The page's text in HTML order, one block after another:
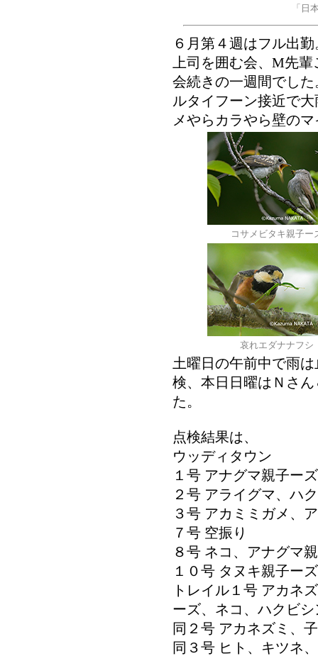
「日
６月第４週はフル出
上司を囲む会、M先
会続きの一週間でし
ルタイフーン接近で
メやらカラやら壁の
コサメビタキ親子ー
哀れエダナナフシ
土曜日の午前中で雨
検、本日日曜はＮさ
た。
点検結果は、
ウッディタウン
１号 アナグマ親子ーズ
２号 アライグマ、ハ
３号 アカミミガメ、
７号 空振り
８号 ネコ、アナグマ
１０号 タヌキ親子ーズ
トレイル１号 アカネ
ーズ、ネコ、ハクビ
同２号 アカネズミ、
同３号 ヒト、キツネ